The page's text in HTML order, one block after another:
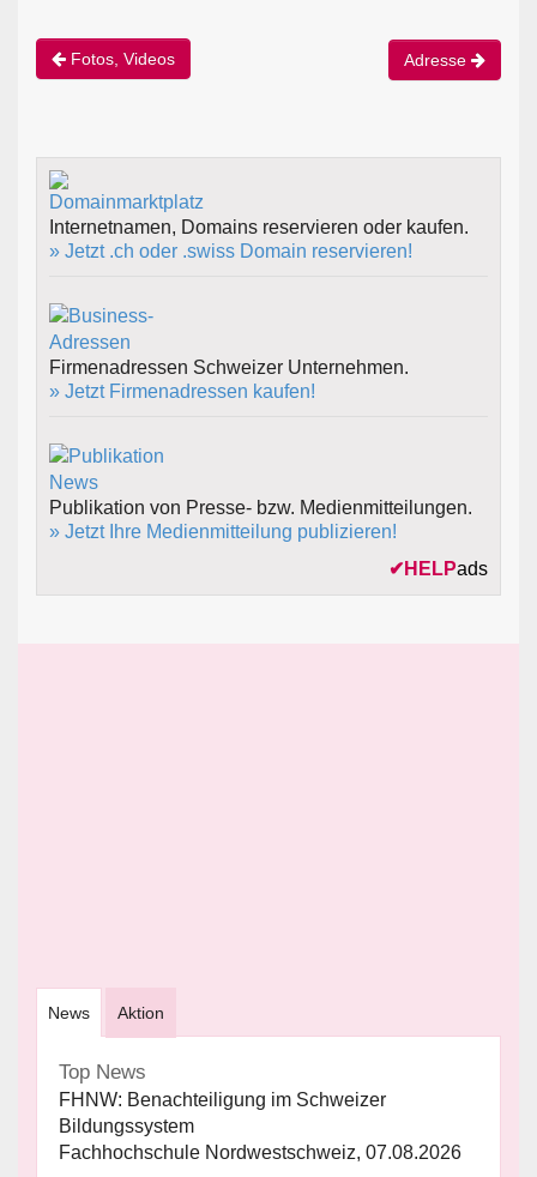
Fotos, Videos Adresse
Internetnamen, Domains reservieren oder kaufen.
» Jetzt .ch oder .swiss Domain reservieren!
Firmenadressen Schweizer Unternehmen.
» Jetzt Firmenadressen kaufen!
Publikation von Presse- bzw. Medienmitteilungen.
» Jetzt Ihre Medienmitteilung publizieren!
✔ HELPads
News Aktion
Top News
FHNW: Benachteiligung im Schweizer
Bildungssystem
Fachhochschule Nordwestschweiz, 07.08.2026